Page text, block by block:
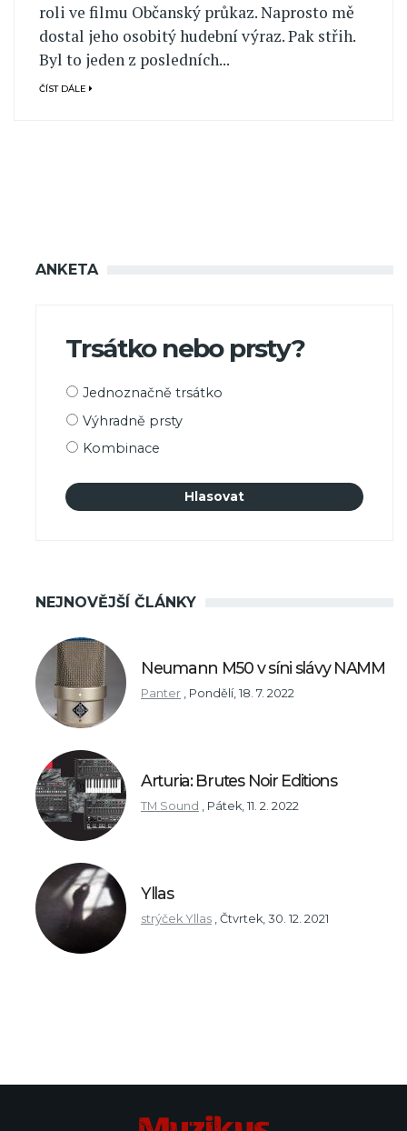
roli ve filmu Občanský průkaz. Naprosto mě
dostal jeho osobitý hudební výraz. Pak střih.
Byl to jeden z posledních...
ČÍST DÁLE
ANKETA
Trsátko nebo prsty?
Možnosti
Jednoznačně trsátko
Výhradně prsty
Kombinace
NEJNOVĚJŠÍ ČLÁNKY
Neumann M50 v síni slávy NAMM
Panter Pondělí, 18. 7. 2022
Arturia: Brutes Noir Editions
TM Sound Pátek, 11. 2. 2022
Yllas
strýček Yllas Čtvrtek, 30. 12. 2021